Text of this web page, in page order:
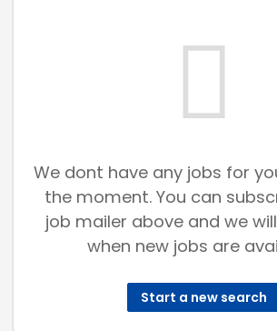
We dont have any jobs for
the moment. You can
job mailer above and we
when new jobs are
Start a new search